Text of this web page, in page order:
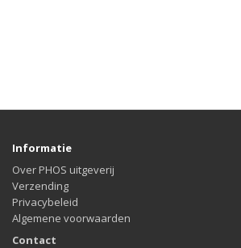
Informatie
Over PHOS uitgeverij
Verzending
Privacybeleid
Algemene voorwaarden
Contact